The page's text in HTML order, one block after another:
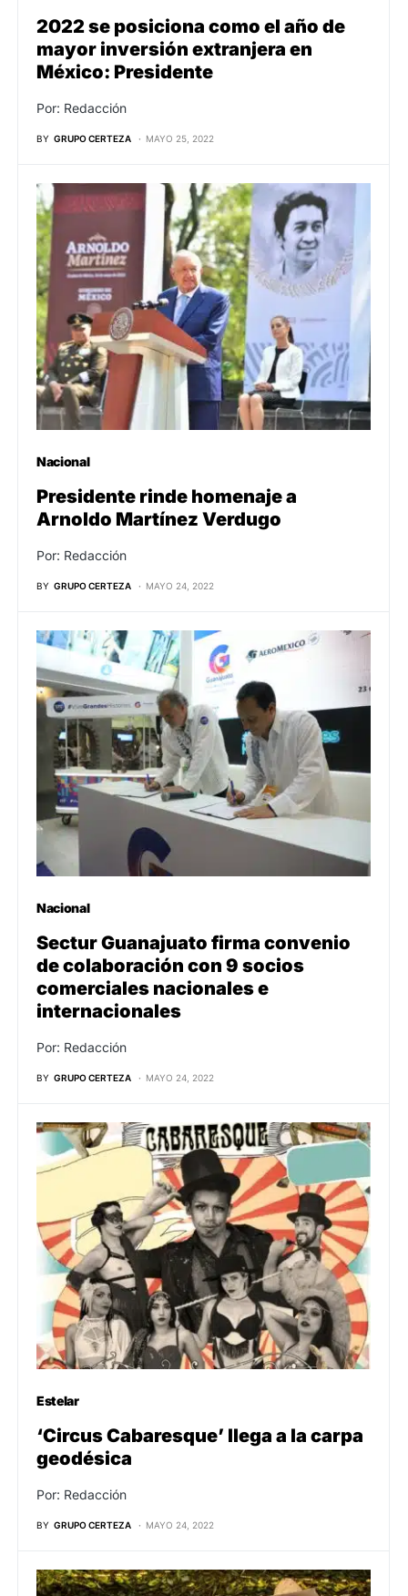
2022 se posiciona como el año de
mayor inversión extranjera en
México: Presidente
Por: Redacción
BY GRUPO CERTEZA MAYO 25, 2022
Nacional
Presidente rinde homenaje a
Arnoldo Martínez Verdugo
Por: Redacción
BY GRUPO CERTEZA MAYO 24, 2022
Nacional
Sectur Guanajuato firma convenio
de colaboración con 9 socios
comerciales nacionales e
internacionales
Por: Redacción
BY GRUPO CERTEZA MAYO 24, 2022
Estelar
‘Circus Cabaresque’ llega a la carpa
geodésica
Por: Redacción
BY GRUPO CERTEZA MAYO 24, 2022